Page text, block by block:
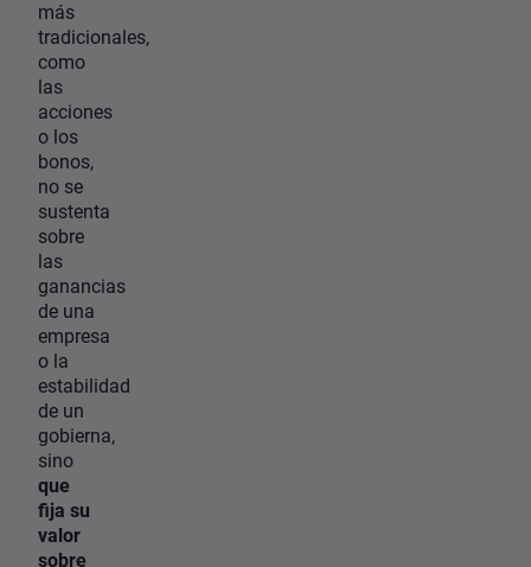
más
tradicionales,
como
las
acciones
o los
bonos,
no se
sustenta
sobre
las
ganancias
de una
empresa
o la
estabilidad
de un
gobierna,
sino
que
fija su
valor
sobre